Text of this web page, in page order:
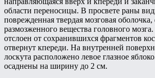
области переносицы. В просвете раны
поврежденная твердая мозговая
размозженного вещества головного
отслоен от сохранившихся фрагментов
отвернут кпереди. На внутренней
лоскута расположено левое глазное
осаднены на ширину до 2 см.